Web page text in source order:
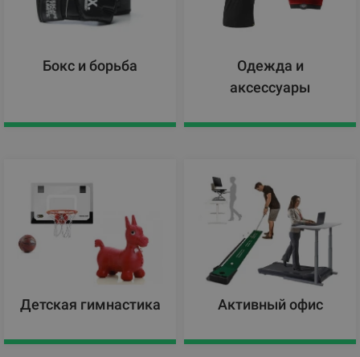
Бокс и борьба
Одежда и
аксессуары
Детская гимнастика Активный офис